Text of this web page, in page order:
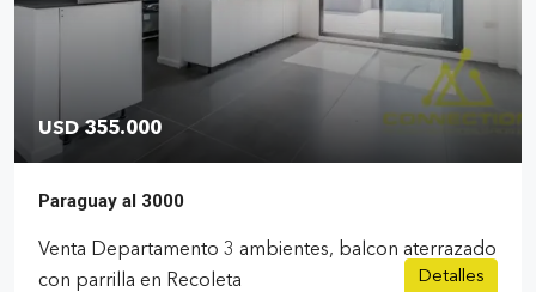
USD 355.000
Paraguay al 3000
Venta Departamento 3 ambientes, balcon aterrazado
con parrilla en Recoleta
Detalles